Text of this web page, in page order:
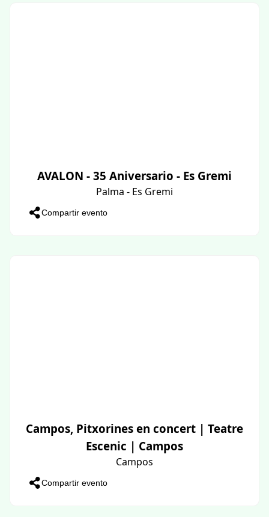
AVALON - 35 Aniversario - Es Gremi
Palma - Es Gremi
Compartir evento
Campos, Pitxorines en concert | Teatre
Escenic | Campos
Campos
Compartir evento